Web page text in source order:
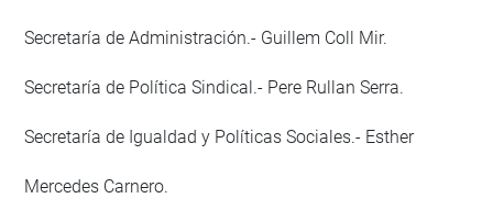
Secretaría de Administración.- Guillem Coll Mir.
Secretaría de Política Sindical.- Pere Rullan Serra.
Secretaría de Igualdad y Políticas Sociales.- Esther
Mercedes Carnero.